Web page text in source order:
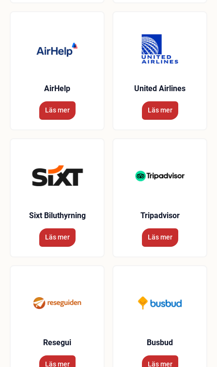
AirHelp
Läs mer
United Airlines
Läs mer
Sixt Biluthyrning
Läs mer
Tripadvisor
Läs mer
Resegui
Läs mer
Busbud
Läs mer